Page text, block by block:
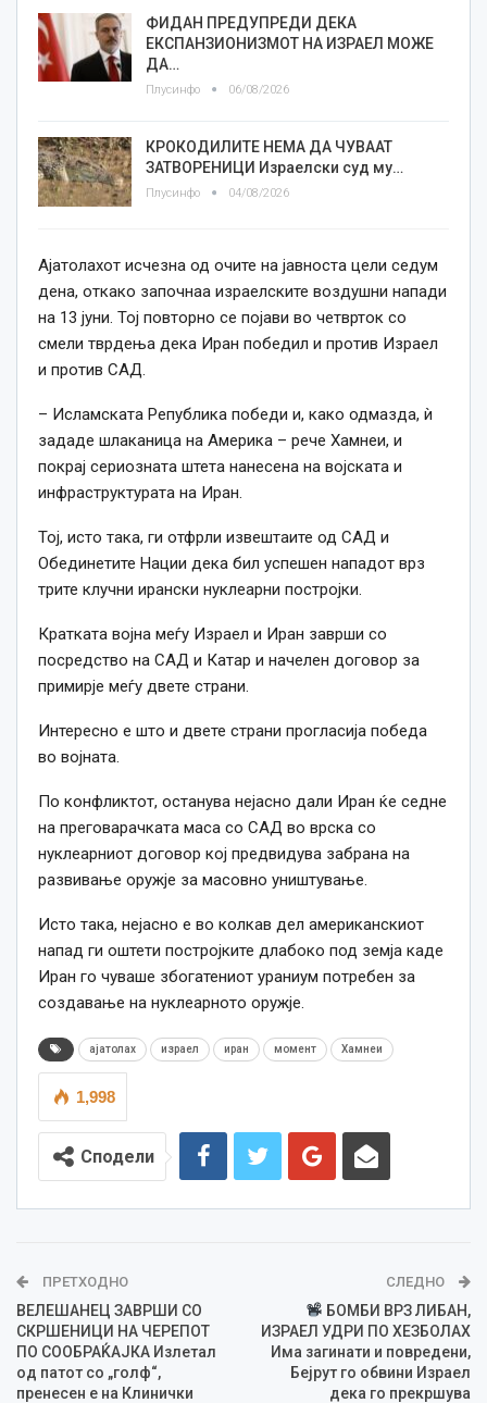
ФИДАН ПРЕДУПРЕДИ ДЕКА
ЕКСПАНЗИОНИЗМОТ НА ИЗРАЕЛ МОЖЕ
ДА…
Плусинфо 06/08/2026
КРОКОДИЛИТЕ НЕМА ДА ЧУВААТ
ЗАТВОРЕНИЦИ Израелски суд му…
Плусинфо 04/08/2026
Ајатолахот исчезна од очите на јавноста цели седум
дена, откако започнаа израелските воздушни напади
на 13 јуни. Тој повторно се појави во четврток со
смели тврдења дека Иран победил и против Израел
и против САД.
– Исламската Република победи и, како одмазда, ѝ
зададе шлаканица на Америка – рече Хамнеи, и
покрај сериозната штета нанесена на војската и
инфраструктурата на Иран.
Тој, исто така, ги отфрли извештаите од САД и
Обединетите Нации дека бил успешен нападот врз
трите клучни ирански нуклеарни постројки.
Кратката војна меѓу Израел и Иран заврши со
посредство на САД и Катар и начелен договор за
примирје меѓу двете страни.
Интересно е што и двете страни прогласија победа
во војната.
По конфликтот, останува нејасно дали Иран ќе седне
на преговарачката маса со САД во врска со
нуклеарниот договор кој предвидува забрана на
развивање оружје за масовно уништување.
Исто така, нејасно е во колкав дел американскиот
напад ги оштети постројките длабоко под земја каде
Иран го чуваше збогатениот ураниум потребен за
создавање на нуклеарното оружје.
ајатолах израел иран момент Хамнеи
1,998
Сподели
ПРЕТХОДНО
ВЕЛЕШАНЕЦ ЗАВРШИ СО
СКРШЕНИЦИ НА ЧЕРЕПОТ
ПО СООБРАЌАЈКА Излетал
од патот со „голф“,
пренесен е на Клинички
СЛЕДНО
БОМБИ ВРЗ ЛИБАН,
ИЗРАЕЛ УДРИ ПО ХЕЗБОЛАХ
Има загинати и повредени,
Бејрут го обвини Израел
дека го прекршува